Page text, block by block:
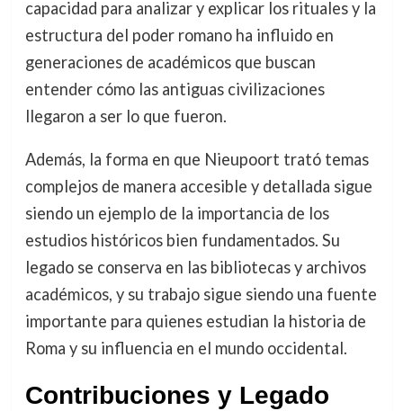
capacidad para analizar y explicar los rituales y la
estructura del poder romano ha influido en
generaciones de académicos que buscan
entender cómo las antiguas civilizaciones
llegaron a ser lo que fueron.
Además, la forma en que Nieupoort trató temas
complejos de manera accesible y detallada sigue
siendo un ejemplo de la importancia de los
estudios históricos bien fundamentados. Su
legado se conserva en las bibliotecas y archivos
académicos, y su trabajo sigue siendo una fuente
importante para quienes estudian la historia de
Roma y su influencia en el mundo occidental.
Contribuciones y Legado